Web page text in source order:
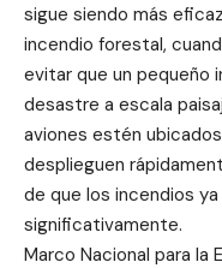
sigue siendo más
incendio forestal,
evitar que un pequeño
desastre a escala
aviones estén
desplieguen
de que los incendios
significativamente.
Marco Nacional para la